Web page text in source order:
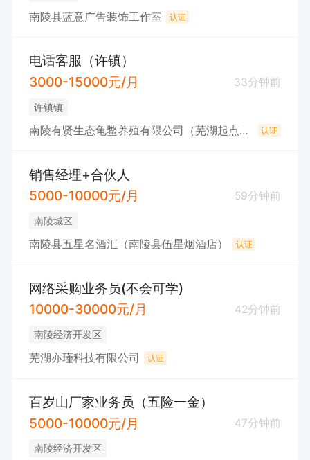
南陵县蓝意广告装饰工作室 认证
电话客服（许镇）
3000-15000元/月
33分钟前
许镇镇
南陵有贤生态龟鳖养殖有限公司（芜湖起点水产养殖有限公司） 认证
销售经理+合伙人
5000-10000元/月
59分钟前
南陵城区
南陵县五星名酒汇（南陵县伍星烟酒店） 认证
网络采购业务员(不会可学)
10000-30000元/月
42分钟前
南陵经济开发区
芜湖亦瑾科技有限公司 认证
百岁山厂家业务员（五险一金）
5000-10000元/月
47分钟前
南陵经济开发区